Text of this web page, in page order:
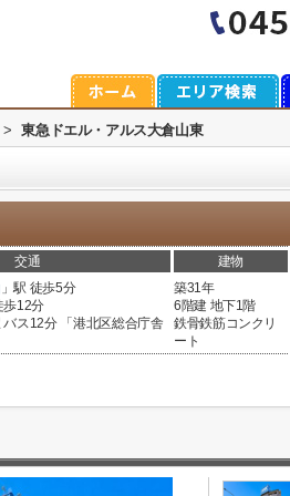
> 東急ドエル・アルス大倉山東
交通 建物
」駅 徒歩5分
歩12分
バス12分 「港北区総合庁舎
築31年
6階建 地下1階
鉄骨鉄筋コンクリ
ート